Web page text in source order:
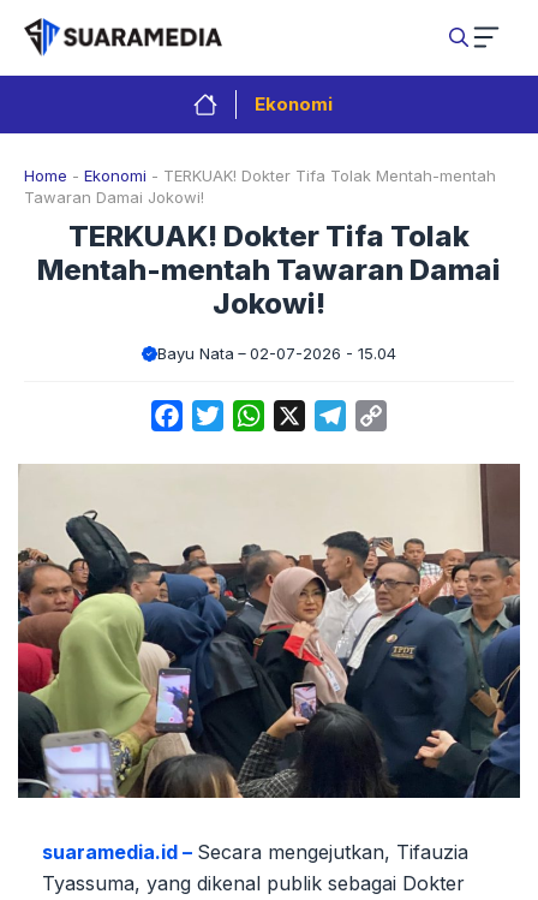
Langsung
isi
Ekonomi
Home - Ekonomi - TERKUAK! Dokter Tifa Tolak Mentah-mentah
Tawaran Damai Jokowi!
TERKUAK! Dokter Tifa Tolak
Mentah-mentah Tawaran Damai
Jokowi!
Bayu Nata 02-07-2026 - 15.04
FacebookTwitterWhatsApp Telegram
suaramedia.id – Secara mengejutkan, Tifauzia
Tyassuma, yang dikenal publik sebagai Dokter